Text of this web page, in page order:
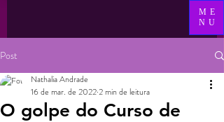
ME
NU
Post
O golpe do Curso de
Nathalia Andrade
16 de mar. de 20222 min de leitura